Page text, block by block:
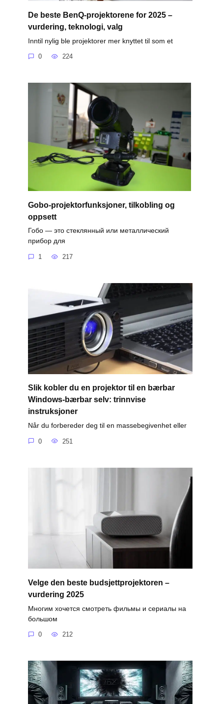
De beste BenQ-projektorene for 2025 –
vurdering, teknologi, valg
Inntil nylig ble projektorer mer knyttet til som et
0 224
Gobo-projektorfunksjoner, tilkobling og
oppsett
Гобо — это стеклянный или металлический
прибор для
1 217
Slik kobler du en projektor til en bærbar
Windows-bærbar selv: trinnvise
instruksjoner
Når du forbereder deg til en massebegivenhet eller
0 251
Velge den beste budsjettprojektoren –
vurdering 2025
Многим хочется смотреть фильмы и сериалы на
большом
0 212